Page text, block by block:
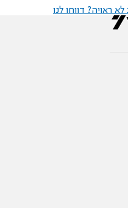
ראויה? דווחו לנו